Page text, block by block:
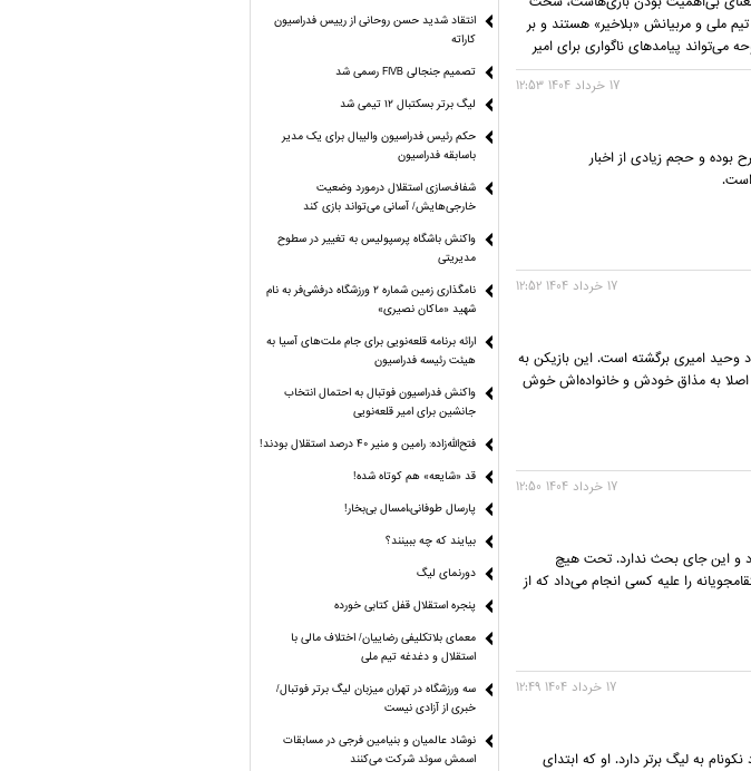
ملی و مربیانش «بلاخیر» هستند و بر
پیامدهای ناگواری برای امیر
17 خرداد 1404 12:53
بوده و حجم زیادی از اخبار
است.
17 خرداد 1404 12:52
وحید امیری برگشته است. این بازیکن به
اصلا به مذاق خودش و خانواده‌اش خوش
17 خرداد 1404 12:50
و این جای بحث ندارد. تحت هیچ
را علیه کسی انجام می‌داد که از
17 خرداد 1404 12:49
به لیگ برتر دارد. او که ابتدای
انتقاد شدید حسن روحانی از رییس فدراسیون
کاراته
تصمیم جنجالی FIVB رسمی شد
لیگ برتر بسکتبال ۱۲ تیمی شد
حکم رئیس فدراسیون والیبال برای یک مدیر
باسابقه فدراسیون
شفاف‌سازی استقلال درمورد وضعیت
خارجی‌هایش/ آسانی می‌تواند بازی کند
واکنش باشگاه پرسپولیس به تغییر در سطوح
مدیریتی
نامگذاری زمین شماره ۲ ورزشگاه درفشی‌فر به نام
شهید «ماکان نصیری»
ارائه برنامه‌ قلعه‌نویی برای جام ملت‌های آسیا به
هیئت رئیسه فدراسیون
واکنش فدراسیون فوتبال به احتمال انتخاب
جانشین برای امیر قلعه‌نویی
فتح‌الله‌زاده: رامین و منیر 40 درصد استقلال بودند!
قد «شایعه» هم کوتاه شده!
پارسال طوفانی،امسال بی‌بخار!
بیایند که چه ببینند؟
دورنمای لیگ
پنجره‌ استقلال قفل کتابی خورده
معمای بلاتکلیفی رضاییان/ اختلاف مالی با
استقلال و دغدغه تیم ملی
سه ورزشگاه در تهران میزبان لیگ برتر فوتبال/
خبری از آزادی نیست
نوشاد عالمیان و بنیامین فرجی در مسابقات
اسمش سوئد شرکت می‌کنند